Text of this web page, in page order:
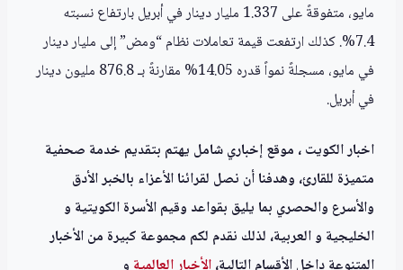
مايو، متفوقةً على 1.337 مليار دينار في أبريل بارتفاع نسبته
7.4%. كذلك ارتفعت قيمة تعاملات نظام “ومض” إلى مليار دينار
في مايو، مسجلةً نمواً قدره 14.05% مقارنةً بـ 876.8 مليون دينار
في أبريل.
اخبار الكويت ، موقع إخباري شامل يهتم بتقديم خدمة صحفية
متميزة للقارئ، وهدفنا أن نصل لقرائنا الأعزاء بالخبر الأدق
والأسرع والحصري بما يليق بقواعد وقيم الأسرة الكويتية و
الخليجية و العربية، لذلك نقدم لكم مجموعة كبيرة من الأخبار